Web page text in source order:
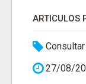
ARTICULOS
27/08/